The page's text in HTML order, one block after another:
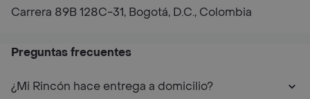
Carrera 89B 128C-31, Bogotá, D.C., Colombia
Preguntas frecuentes
¿Mi Rincón hace entrega a domicilio?